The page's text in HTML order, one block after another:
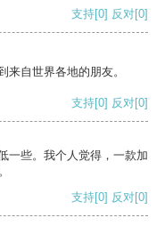
支持[0] 反对[0]
来自世界各地的朋友。
支持[0] 反对[0]
一些。我个人觉得，一款加
支持[0] 反对[0]